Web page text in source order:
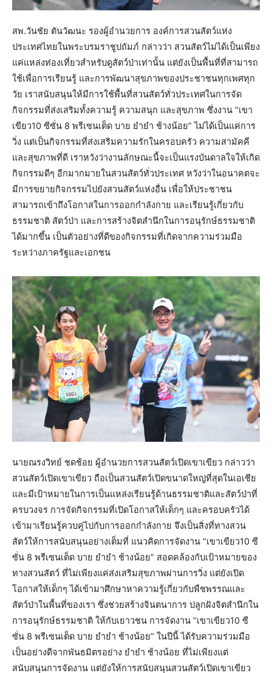
สพ.วันชัย ตันวัฒนะ รองผู้อำนวยการ องค์การสวนสัตว์แห่ง
ประเทศไทยในพระบรมราชูปถัมภ์ กล่าวว่า สวนสัตว์ไม่ได้เป็นเพียง
แค่แหล่งท่องเที่ยวสำหรับดูสัตว์ป่าเท่านั้น แต่ยังเป็นพื้นที่ที่สามารถ
ใช้เพื่อการเรียนรู้ และการพัฒนาสุขภาพของประชาชนทุกเพศทุก
วัย เราสนับสนุนให้มีการใช้พื้นที่สวนสัตว์ทั่วประเทศในการจัด
กิจกรรมที่ส่งเสริมทั้งความรู้ ความสนุก และสุขภาพ ซึ่งงาน “เขา
เขียว10 ซีซั่น 8 พรีเซนเต็ด บาย ยำยำ ช้างน้อย” ไม่ได้เป็นแค่การ
วิ่ง แต่เป็นกิจกรรมที่ส่งเสริมความรักในครอบครัว ความสามัคคี
และสุขภาพที่ดี เราหวังว่างานลักษณะนี้จะเป็นแรงบันดาลใจให้เกิด
กิจกรรมดีๆ อีกมากมายในสวนสัตว์ทั่วประเทศ หวังว่าในอนาคตจะ
มีการขยายกิจกรรมไปยังสวนสัตว์แห่งอื่น เพื่อให้ประชาชน
สามารถเข้าถึงโอกาสในการออกกำลังกาย และเรียนรู้เกี่ยวกับ
ธรรมชาติ สัตว์ป่า และการสร้างจิตสำนึกในการอนุรักษ์ธรรมชาติ
ได้มากขึ้น เป็นตัวอย่างที่ดีของกิจกรรมที่เกิดจากความร่วมมือ
ระหว่างภาครัฐและเอกชน
นายณรงวิทย์ ชดช้อย ผู้อำนวยการสวนสัตว์เปิดเขาเขียว กล่าวว่า
สวนสัตว์เปิดเขาเขียว ถือเป็นสวนสัตว์เปิดขนาดใหญ่ที่สุดในเอเชีย
และมีเป้าหมายในการเป็นแหล่งเรียนรู้ด้านธรรมชาติและสัตว์ป่าที่
ครบวงจร การจัดกิจกรรมที่เปิดโอกาสให้เด็กๆ และครอบครัวได้
เข้ามาเรียนรู้ควบคู่ไปกับการออกกำลังกาย จึงเป็นสิ่งที่ทางสวน
สัตว์ให้การสนับสนุนอย่างเต็มที่ แนวคิดการจัดงาน “เขาเขียว10 ซี
ซั่น 8 พรีเซนเต็ด บาย ยำยำ ช้างน้อย” สอดคล้องกับเป้าหมายของ
ทางสวนสัตว์ ที่ไม่เพียงแค่ส่งเสริมสุขภาพผ่านการวิ่ง แต่ยังเปิด
โอกาสให้เด็กๆ ได้เข้ามาศึกษาหาความรู้เกี่ยวกับพืชพรรณและ
สัตว์ป่าในพื้นที่ของเรา ซึ่งช่วยสร้างจินตนาการ ปลูกฝังจิตสำนึกใน
การอนุรักษ์ธรรมชาติ ให้กับเยาวชน การจัดงาน “เขาเขียว10 ซี
ซั่น 8 พรีเซนเต็ด บาย ยำยำ ช้างน้อย” ในปีนี้ ได้รับความร่วมมือ
เป็นอย่างดีจากพันธมิตรอย่าง ยำยำ ช้างน้อย ที่ไม่เพียงแต่
สนับสนุนการจัดงาน แต่ยังให้การสนับสนุนสวนสัตว์เปิดเขาเขียว